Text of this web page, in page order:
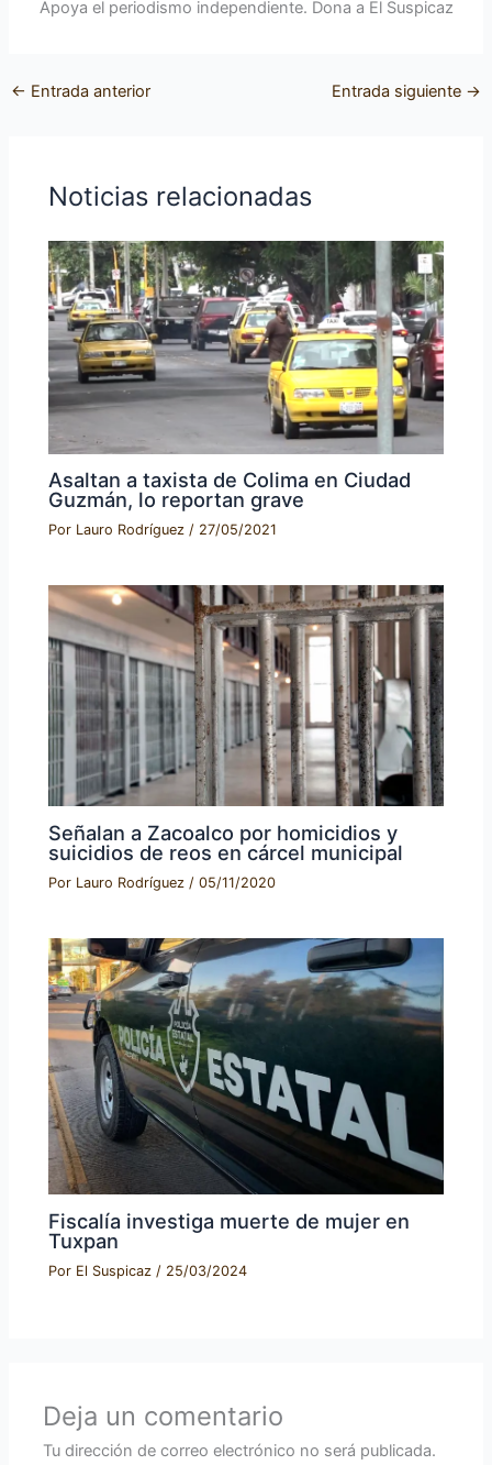
Apoya el periodismo independiente. Dona a El Suspicaz
← Entrada anterior Entrada siguiente →
Noticias relacionadas
Asaltan a taxista de Colima en Ciudad
Guzmán, lo reportan grave
Por Lauro Rodríguez/ 27/05/2021
Señalan a Zacoalco por homicidios y
suicidios de reos en cárcel municipal
Por Lauro Rodríguez/05/11/2020
Fiscalía investiga muerte de mujer en
Tuxpan
Por El Suspicaz / 25/03/2024
Deja un comentario
Tu dirección de correo electrónico no será publicada.